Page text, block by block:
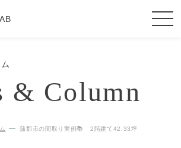
& Column
蒲郡市の間取り実例📚 2階建て42.33坪